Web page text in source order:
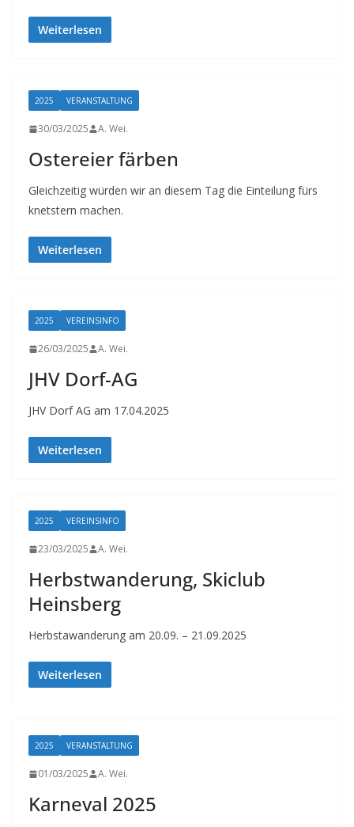
u
k
Weiterlesen
2025 VERANSTALTUNG
30/03/2025 A. Wei.
Ostereier färben
Gleichzeitig würden wir an diesem Tag die Einteilung fürs
knetstern machen.
Weiterlesen
2025 VEREINSINFO
26/03/2025 A. Wei.
JHV Dorf-AG
JHV Dorf AG am 17.04.2025
Weiterlesen
2025 VEREINSINFO
23/03/2025 A. Wei.
Herbstwanderung, Skiclub
Heinsberg
Herbstawanderung am 20.09. – 21.09.2025
Weiterlesen
2025 VERANSTALTUNG
01/03/2025 A. Wei.
Karneval 2025